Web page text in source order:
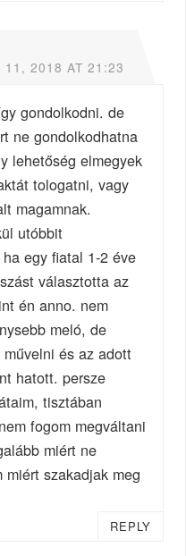
11, 2018 AT 21:23
gondolkodni. de
ne gondolkodhatna
lehetőség elmegyek
tologatni, vagy
magamnak.
utóbbit
egy fiatal 1-2 éve
választotta az
én anno. nem
meló, de
és az adott
hatott. persze
tisztában
fogom megváltani
miért ne
miért szakadjak meg
REPLY